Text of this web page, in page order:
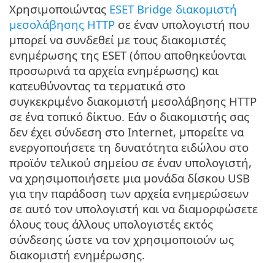
Χρησιμοποιώντας ESET Bridge διακομιστή
μεσολάβησης HTTP σε έναν υπολογιστή που
μπορεί να συνδεθεί με τους διακομιστές
ενημέρωσης της ESET (όπου αποθηκεύονται
προσωρινά τα αρχεία ενημέρωσης) και
κατευθύνοντας τα τερματικά στο
συγκεκριμένο διακομιστή μεσολάβησης HTTP
σε ένα τοπικό δίκτυο. Εάν ο διακομιστής σας
δεν έχει σύνδεση στο Internet, μπορείτε να
ενεργοποιήσετε τη δυνατότητα ειδώλου στο
προϊόν τελικού σημείου σε έναν υπολογιστή,
να χρησιμοποιήσετε μια μονάδα δίσκου USB
για την παράδοση των αρχεία ενημερώσεων
σε αυτό τον υπολογιστή και να διαμορφώσετε
όλους τους άλλους υπολογιστές εκτός
σύνδεσης ώστε να τον χρησιμοποιούν ως
διακομιστή ενημέρωσης.